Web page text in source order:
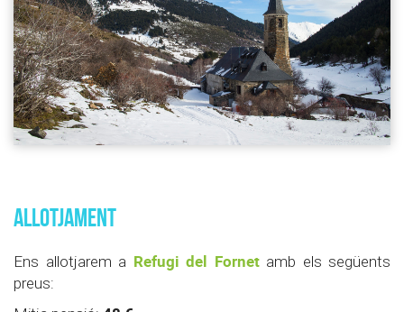
ALLOTJAMENT
Ens allotjarem a Refugi del Fornet amb els següents
preus: